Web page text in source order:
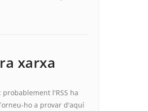
xarxa
l'RSS ha
ho a provar d'aquí